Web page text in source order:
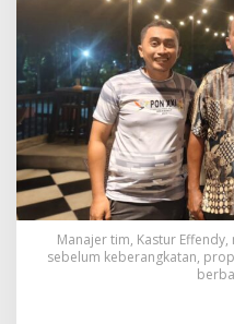
Manajer tim, Kastur
sebelum keberangkatan,